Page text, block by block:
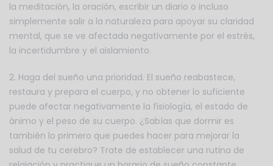
la meditación, la oración, escribir un diario o incluso
simplemente salir a la naturaleza para apoyar su claridad
mental, que se ve afectada negativamente por el estrés,
la incertidumbre y el aislamiento.
2. Haga del sueño una prioridad. El sueño reabastece,
restaura y prepara el cuerpo, y no obtener lo suficiente
puede afectar negativamente la fisiología, el estado de
ánimo y el peso de su cuerpo. ¿Sabías que dormir es
también lo primero que puedes hacer para mejorar la
salud de tu cerebro? Trate de establecer una rutina de